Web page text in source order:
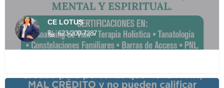
CE LOTUS
623-200-7287